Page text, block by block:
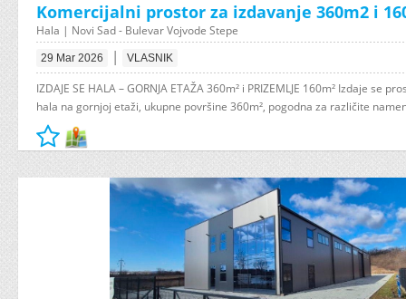
Komercijalni prostor za izdavanje 360m2 i
Hala | Novi Sad - Bulevar Vojvode Stepe
29 Mar 2026 | VLASNIK
IZDAJE SE HALA – GORNJA ETAŽA 360m² i PRIZEMLJE 160m² Izdaje se
hala na gornjoj etaži, ukupne površine 360m², pogodna za različite